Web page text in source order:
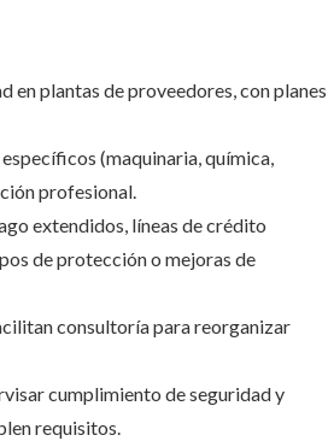
en plantas de proveedores, con planes
(maquinaria, química,
profesional.
extendidos, líneas de crédito
de protección o mejoras de
consultoría para reorganizar
cumplimiento de seguridad y
requisitos.